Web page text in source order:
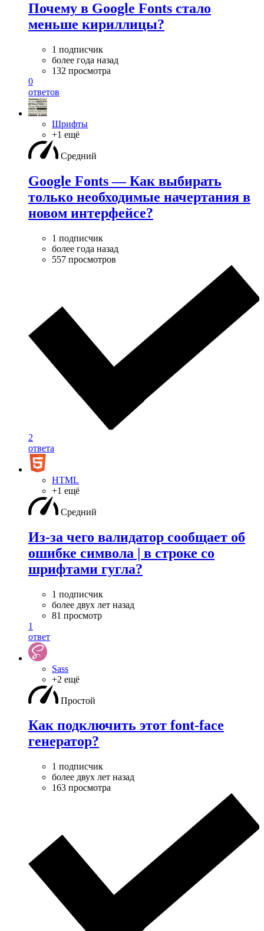
Почему в Google Fonts стало
меньше кириллицы?
1 подписчик
более года назад
132 просмотра
0
ответов
Шрифты
+1 ещё
Средний
Google Fonts — Как выбирать
только необходимые начертания в
новом интерфейсе?
1 подписчик
более года назад
557 просмотров
2
ответа
HTML
+1 ещё
Средний
Из-за чего валидатор сообщает об
ошибке символа | в строке со
шрифтами гугла?
1 подписчик
более двух лет назад
81 просмотр
1
ответ
Sass
+2 ещё
Простой
Как подключить этот font-face
генератор?
1 подписчик
более двух лет назад
163 просмотра